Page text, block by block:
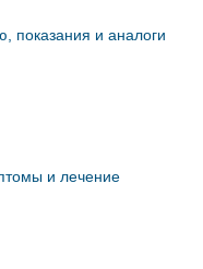
показания и аналоги
и лечение